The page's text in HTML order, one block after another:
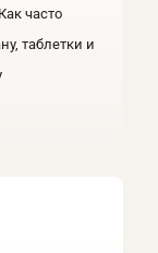
часто
таблетки и